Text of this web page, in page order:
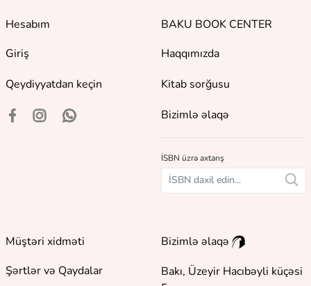
Hesabım
Giriş
Qeydiyyatdan keçin
BAKU BOOK CENTER
Haqqımızda
Kitab sorğusu
Bizimlə əlaqə
İSBN üzrə axtarış
Müştəri xidməti
Şərtlər və Qaydalar
Bizimlə əlaqə
Bakı, Üzeyir Hacıbəyli küçəsi